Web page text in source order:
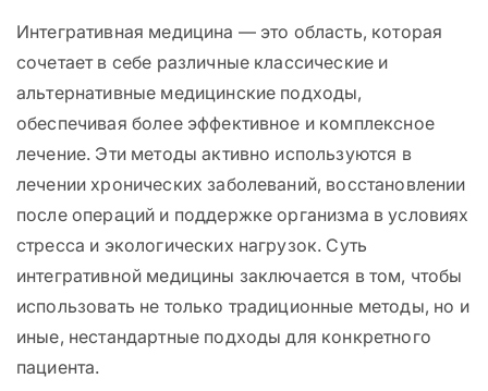
Интегративная медицина — это область, которая
сочетает в себе различные классические и
альтернативные медицинские подходы,
обеспечивая более эффективное и комплексное
лечение. Эти методы активно используются в
лечении хронических заболеваний, восстановлении
после операций и поддержке организма в условиях
стресса и экологических нагрузок. Суть
интегративной медицины заключается в том, чтобы
использовать не только традиционные методы, но и
иные, нестандартные подходы для конкретного
пациента.